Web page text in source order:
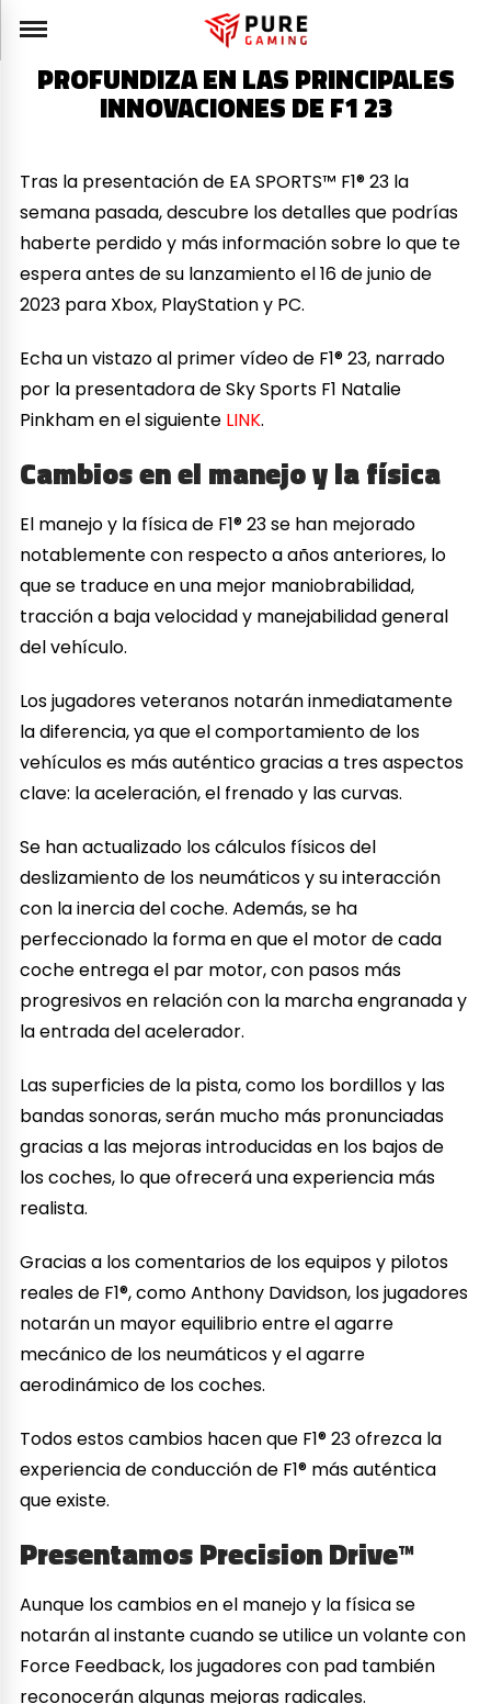
PROFUNDIZA EN LAS PRINCIPALES
INNOVACIONES DE F1 23
Tras la presentación de EA SPORTS™ F1® 23 la
semana pasada, descubre los detalles que podrías
haberte perdido y más información sobre lo que te
espera antes de su lanzamiento el 16 de junio de
2023 para Xbox, PlayStation y PC.
Echa un vistazo al primer vídeo de F1® 23, narrado
por la presentadora de Sky Sports F1 Natalie
Pinkham en el siguiente LINK.
Cambios en el manejo y la física
El manejo y la física de F1® 23 se han mejorado
notablemente con respecto a años anteriores, lo
que se traduce en una mejor maniobrabilidad,
tracción a baja velocidad y manejabilidad general
del vehículo.
Los jugadores veteranos notarán inmediatamente
la diferencia, ya que el comportamiento de los
vehículos es más auténtico gracias a tres aspectos
clave: la aceleración, el frenado y las curvas.
Se han actualizado los cálculos físicos del
deslizamiento de los neumáticos y su interacción
con la inercia del coche. Además, se ha
perfeccionado la forma en que el motor de cada
coche entrega el par motor, con pasos más
progresivos en relación con la marcha engranada y
la entrada del acelerador.
Las superficies de la pista, como los bordillos y las
bandas sonoras, serán mucho más pronunciadas
gracias a las mejoras introducidas en los bajos de
los coches, lo que ofrecerá una experiencia más
realista.
Gracias a los comentarios de los equipos y pilotos
reales de F1®, como Anthony Davidson, los jugadores
notarán un mayor equilibrio entre el agarre
mecánico de los neumáticos y el agarre
aerodinámico de los coches.
Todos estos cambios hacen que F1® 23 ofrezca la
experiencia de conducción de F1® más auténtica
que existe.
Presentamos Precision Drive™
Aunque los cambios en el manejo y la física se
notarán al instante cuando se utilice un volante con
Force Feedback, los jugadores con pad también
reconocerán algunas mejoras radicales.